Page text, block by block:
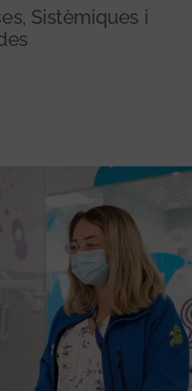
Sistèmiques i